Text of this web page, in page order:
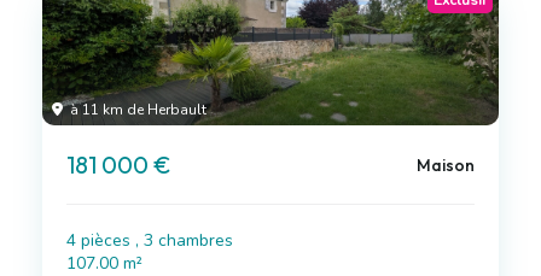
à 11 km de Herbault
181 000 € Maison
4 pièces , 3 chambres
107.00 m²